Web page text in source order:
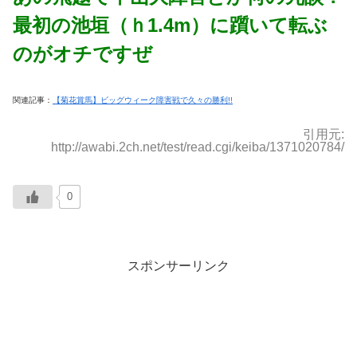
最初の池垣（ｈ1.4m）に躓いて転ぶ
のがオチですぜ
関連記事： 【菊花賞馬】ビッグウィーク障害戦で久々の勝利!!
引用元:
http://awabi.2ch.net/test/read.cgi/keiba/1371020784/
0
スポンサーリンク